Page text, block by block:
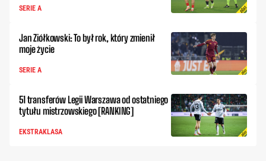
SERIE A
Jan Ziółkowski: To był rok, który zmienił
moje życie
SERIE A
51 transferów Legii Warszawa od ostatniego
tytułu mistrzowskiego [RANKING]
EKSTRAKLASA